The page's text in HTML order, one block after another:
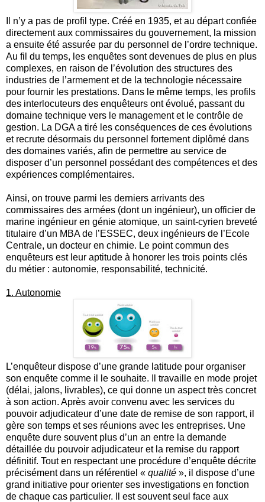
Il n’y a pas de profil type. Créé en 1935, et au départ confiée
directement aux commissaires du gouvernement, la mission
a ensuite été assurée par du personnel de l’ordre technique.
Au fil du temps, les enquêtes sont devenues de plus en plus
complexes, en raison de l’évolution des structures des
industries de l’armement et de la technologie nécessaire
pour fournir les prestations. Dans le même temps, les profils
des interlocuteurs des enquêteurs ont évolué, passant du
domaine technique vers le management et le contrôle de
gestion. La DGA a tiré les conséquences de ces évolutions
et recrute désormais du personnel fortement diplômé dans
des domaines variés, afin de permettre au service de
disposer d’un personnel possédant des compétences et des
expériences complémentaires.
Ainsi, on trouve parmi les derniers arrivants des
commissaires des armées (dont un ingénieur), un officier de
marine ingénieur en génie atomique, un saint-cyrien breveté
titulaire d’un MBA de l’ESSEC, deux ingénieurs de l’Ecole
Centrale, un docteur en chimie. Le point commun des
enquêteurs est leur aptitude à honorer les trois points clés
du métier : autonomie, responsabilité, technicité.
1. Autonomie
L’enquêteur dispose d’une grande latitude pour organiser
son enquête comme il le souhaite. Il travaille en mode projet
(délai, jalons, livrables), ce qui donne un aspect très concret
à son action. Après avoir convenu avec les services du
pouvoir adjudicateur d’une date de remise de son rapport, il
gère son temps et ses réunions avec les entreprises. Une
enquête dure souvent plus d’un an entre la demande
détaillée du pouvoir adjudicateur et la remise du rapport
définitif. Tout en respectant une procédure d’enquête décrite
précisément dans un référentiel « qualité », il dispose d’une
grand initiative pour orienter ses investigations en fonction
de chaque cas particulier. Il est souvent seul face aux